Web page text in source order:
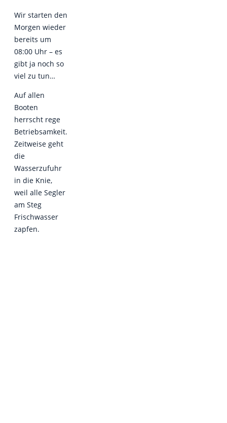
Wir starten den
Morgen wieder
bereits um
08:00 Uhr – es
gibt ja noch so
viel zu tun…
Auf allen
Booten
herrscht rege
Betriebsamkeit.
Zeitweise geht
die
Wasserzufuhr
in die Knie,
weil alle Segler
am Steg
Frischwasser
zapfen.